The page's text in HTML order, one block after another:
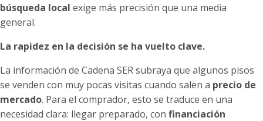
búsqueda local exige más precisión que una media
general.
La rapidez en la decisión se ha vuelto clave.
La información de Cadena SER subraya que algunos pisos
se venden con muy pocas visitas cuando salen a precio de
mercado. Para el comprador, esto se traduce en una
necesidad clara: llegar preparado, con financiación